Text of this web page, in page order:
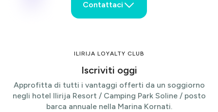
Contattaci
Cognome
ILIRIJA LOYALTY CLUB
Iscriviti oggi
Approfitta di tutti i vantaggi offerti da un soggiorno
negli hotel Ilirija Resort / Camping Park Soline / posto
barca annuale nella Marina Kornati.